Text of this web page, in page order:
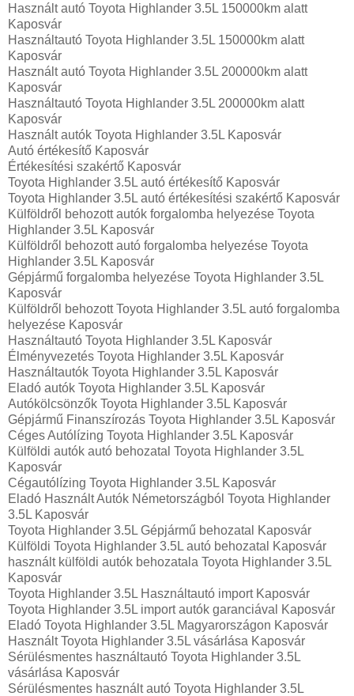
Használt autó‎ Toyota Highlander 3.5L 150000km alatt
Kaposvár
Használtautó‎ Toyota Highlander 3.5L 150000km alatt
Kaposvár
Használt autó‎ Toyota Highlander 3.5L 200000km alatt
Kaposvár
Használtautó‎ Toyota Highlander 3.5L 200000km alatt
Kaposvár
Használt autó‎k Toyota Highlander 3.5L Kaposvár
Autó értékesítő Kaposvár
Értékesítési szakértő Kaposvár
Toyota Highlander 3.5L autó értékesítő Kaposvár
Toyota Highlander 3.5L autó értékesítési szakértő Kaposvár
Külföldről behozott autók forgalomba helyezése Toyota
Highlander 3.5L Kaposvár
Külföldről behozott autó forgalomba helyezése Toyota
Highlander 3.5L Kaposvár
Gépjármű forgalomba helyezése Toyota Highlander 3.5L
Kaposvár
Külföldről behozott Toyota Highlander 3.5L autó forgalomba
helyezése Kaposvár
Használtautó‎ Toyota Highlander 3.5L Kaposvár
Élményvezetés Toyota Highlander 3.5L Kaposvár
Használtautó‎k Toyota Highlander 3.5L Kaposvár
Eladó autók Toyota Highlander 3.5L Kaposvár
Autókölcsönzők Toyota Highlander 3.5L Kaposvár
Gépjármű Finanszírozás Toyota Highlander 3.5L Kaposvár
Céges Autólízing Toyota Highlander 3.5L Kaposvár
Külföldi autók‎ autó behozatal Toyota Highlander 3.5L
Kaposvár
Cégautólízing Toyota Highlander 3.5L Kaposvár
Eladó Használt Autók Németországból Toyota Highlander
3.5L Kaposvár
Toyota Highlander 3.5L Gépjármű behozatal Kaposvár
Külföldi Toyota Highlander 3.5L autó behozatal Kaposvár
használt külföldi autók behozatala Toyota Highlander 3.5L
Kaposvár
Toyota Highlander 3.5L Használtautó import Kaposvár
Toyota Highlander 3.5L import autók garanciával Kaposvár
Eladó Toyota Highlander 3.5L Magyarországon‎ Kaposvár
Használt Toyota Highlander 3.5L vásárlása Kaposvár
Sérülésmentes használtautó Toyota Highlander 3.5L
vásárlása Kaposvár
Sérülésmentes használt autó Toyota Highlander 3.5L